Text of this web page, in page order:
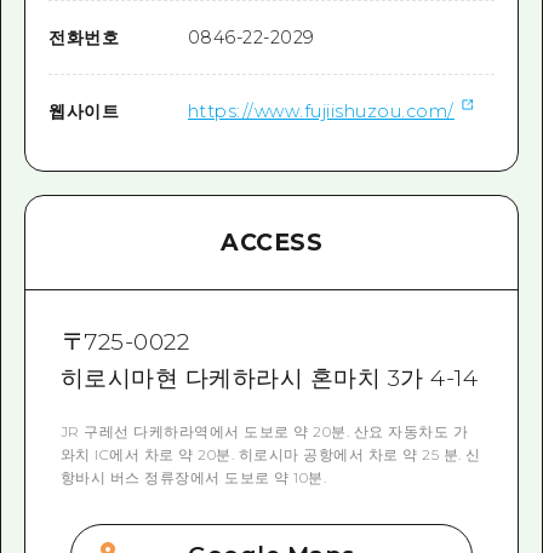
전화번호 0846-22-2029
웹사이트 https://www.fujiishuzou.com/
ACCESS
〒725-0022
히로시마현 다케하라시 혼마치 3가 4-14
JR 구레선 다케하라역에서 도보로 약 20분. 산요 자동차도 가
와치 IC에서 차로 약 20분. 히로시마 공항에서 차로 약 25 분. 신
항바시 버스 정류장에서 도보로 약 10분.